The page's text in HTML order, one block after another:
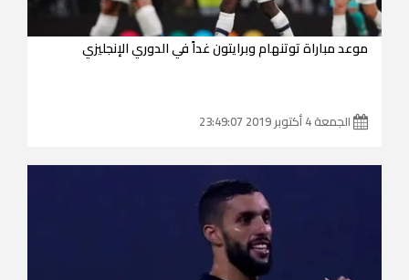
موعد مباراة توتنهام وبرايتون غداً في الدوري الإنجليزي
الجمعة 4 أكتوبر 2019 23:49:07